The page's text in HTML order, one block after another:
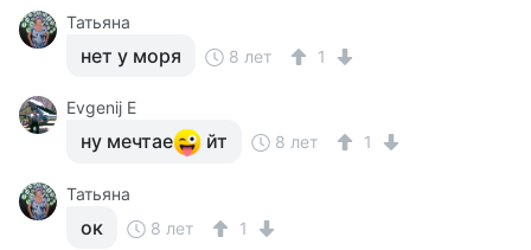
Татьяна
нет у моря 8 лет 1
Evgenij E
ну мечтае йт 8 лет 1
Татьяна
ок 8 лет 1